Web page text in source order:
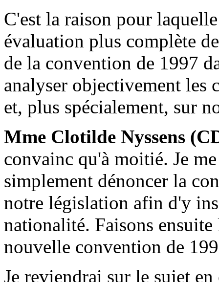
C'est la raison pour
évaluation plus complète
de la convention de 1997
analyser objectivement les
et, plus spécialement, sur
Mme Clotilde Nyssens
convainc qu'à moitié. Je
simplement dénoncer la
notre législation afin d'y
nationalité. Faisons
nouvelle convention de
Je reviendrai sur le sujet